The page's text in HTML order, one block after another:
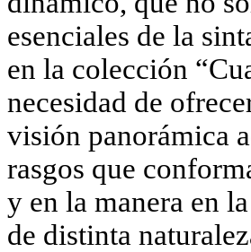
esenciales de la
en la colección
necesidad de
visión panorámica
rasgos que
y en la manera en
de distinta